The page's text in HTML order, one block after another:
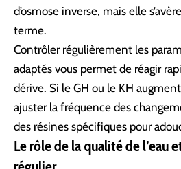
d’osmose inverse, mais elle
terme.
Contrôler régulièrement les
adaptés vous permet de réagir
dérive. Si le GH ou le KH
ajuster la fréquence des
des résines spécifiques pour
Le rôle de la qualité de l’eau